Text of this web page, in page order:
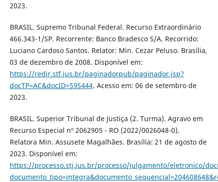
2023.
BRASIL. Supremo Tribunal Federal. Recurso Extraordinário
466.343-1/SP. Recorrente: Banco Bradesco S/A. Recorrido:
Luciano Cardoso Santos. Relator: Min. Cezar Peluso. Brasília,
03 de dezembro de 2008. Disponível em:
https://redir.stf.jus.br/paginadorpub/paginador.jsp?
docTP=AC&docID=595444. Acesso em: 06 de setembro de
2023.
BRASIL. Superior Tribunal de Justiça (2. Turma). Agravo em
Recurso Especial nº 2062905 - RO (2022/0026048-0).
Relatora Min. Assusete Magalhães. Brasília: 21 de agosto de
2023. Disponível em:
https://processo.stj.jus.br/processo/julgamento/eletronico/